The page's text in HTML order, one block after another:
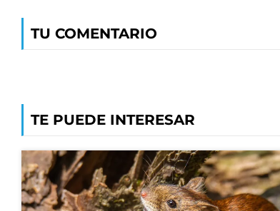
TU COMENTARIO
TE PUEDE INTERESAR